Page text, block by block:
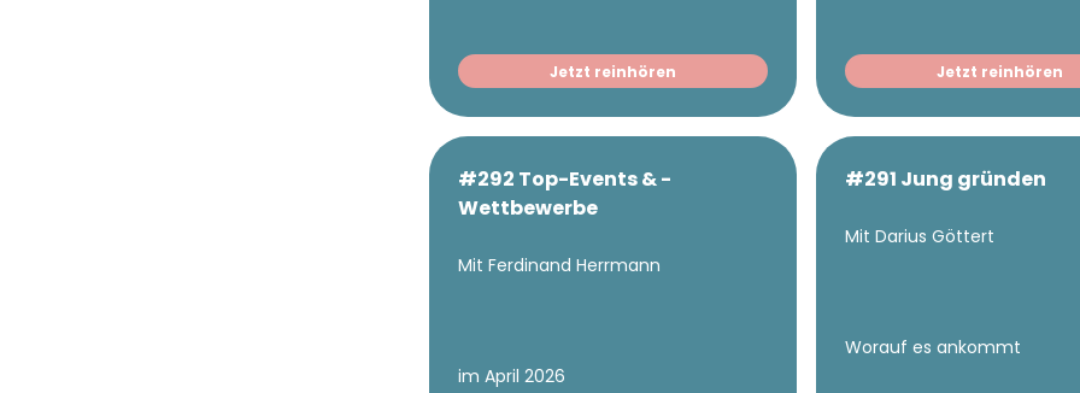
Jetzt reinhören Jetzt reinhören
#292 Top-Events & -
Wettbewerbe
Mit Ferdinand Herrmann
im April 2026
#291 Jung gründen
Mit Darius Göttert
Worauf es ankommt